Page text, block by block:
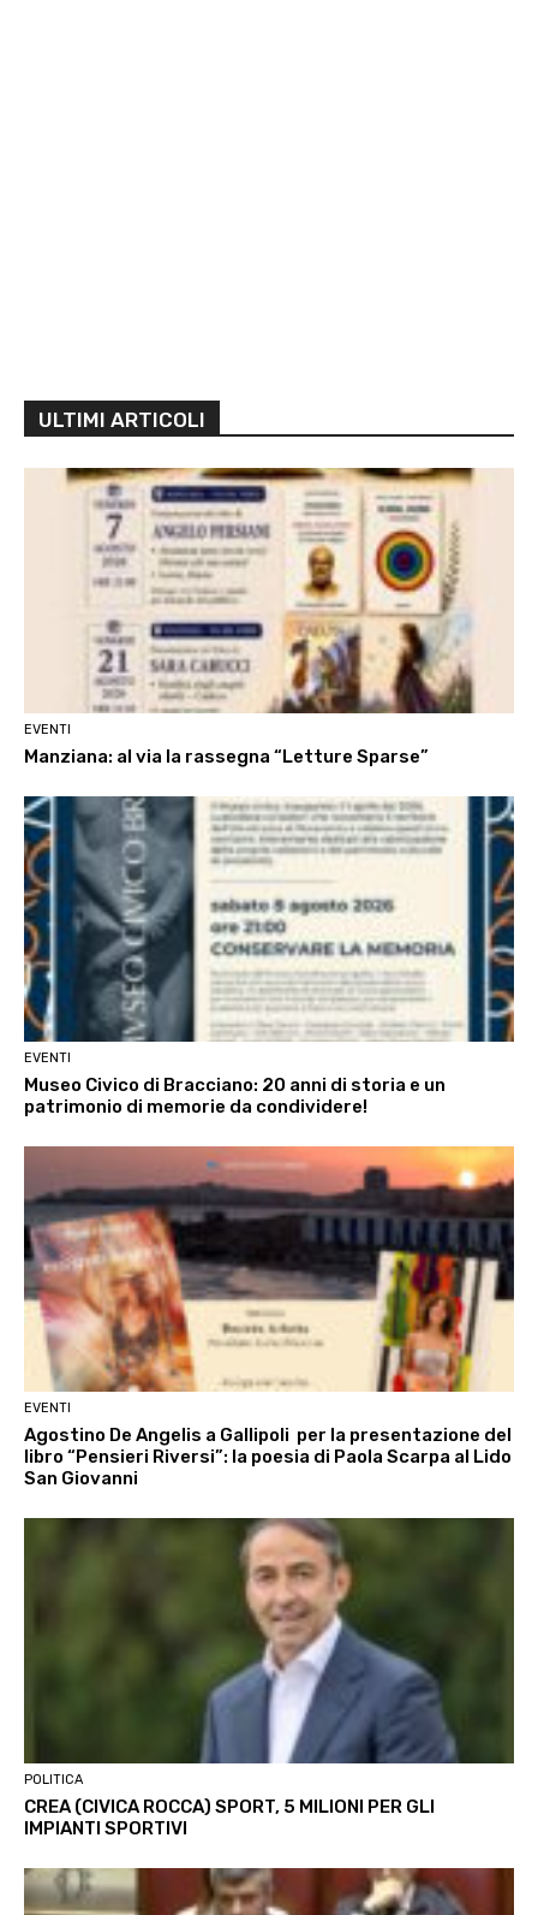
ULTIMI ARTICOLI
EVENTI
Manziana: al via la rassegna “Letture Sparse”
EVENTI
Museo Civico di Bracciano: 20 anni di storia e un
patrimonio di memorie da condividere!
EVENTI
Agostino De Angelis a Gallipoli per la presentazione del
libro “Pensieri Riversi”: la poesia di Paola Scarpa al Lido
San Giovanni
POLITICA
CREA (CIVICA ROCCA) SPORT, 5 MILIONI PER GLI
IMPIANTI SPORTIVI